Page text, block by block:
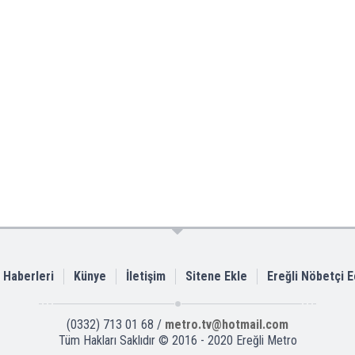
Haberleri Künye İletişim Sitene Ekle Ereğli Nöbetçi
(0332) 713 01 68 / metro.tv@hotmail.com
Tüm Hakları Saklıdır © 2016 - 2020 Ereğli Metro